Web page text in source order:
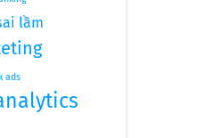
lầm
ads